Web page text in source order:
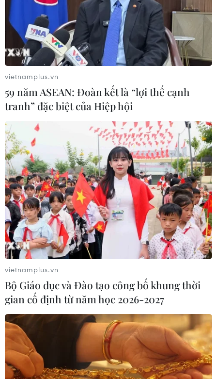
vietnamplus.vn
59 năm ASEAN: Đoàn kết là “lợi thế cạnh
tranh” đặc biệt của Hiệp hội
vietnamplus.vn
Bộ Giáo dục và Đào tạo công bố khung thời
gian cố định từ năm học 2026-2027